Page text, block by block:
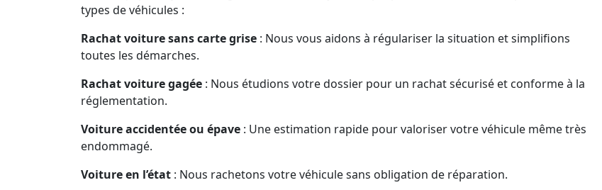
types de véhicules :
Rachat voiture sans carte grise : Nous vous aidons à régulariser la situation et simplifions
toutes les démarches.
Rachat voiture gagée : Nous étudions votre dossier pour un rachat sécurisé et conforme à la
réglementation.
Voiture accidentée ou épave : Une estimation rapide pour valoriser votre véhicule même très
endommagé.
Voiture en l’état : Nous rachetons votre véhicule sans obligation de réparation.